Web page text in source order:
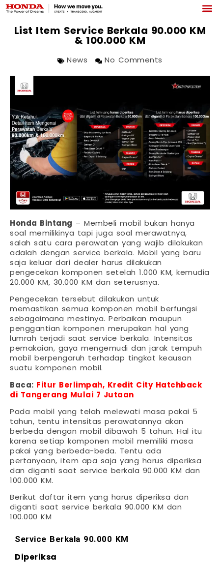
List Item Service Berkala 90.000 KM
& 100.000 KM
News No Comments
Honda Bintang
– Membeli mobil bukan hanya
soal memilikinya tapi juga soal merawatnya,
salah satu cara perawatan yang wajib dilakukan
adalah dengan service berkala. Mobil yang baru
saja keluar dari dealer harus dilakukan
pengecekan komponen setelah 1.000 KM, kemudia
20.000 KM, 30.000 KM dan seterusnya.
Pengecekan tersebut dilakukan untuk
memastikan semua komponen mobil berfungsi
sebagaimana mestinya. Perbaikan maupun
penggantian komponen merupakan hal yang
lumrah terjadi saat service berkala. Intensitas
pemakaian, gaya mengemudi dan jarak tempuh
mobil berpengaruh terhadap tingkat keausan
suatu komponen mobil.
Baca: Fitur Berlimpah, Kredit City Hatchback
di Tangerang Mulai 7 Jutaan
Pada mobil yang telah melewati masa pakai 5
tahun, tentu intensitas perawatannya akan
berbeda dengan mobil dibawah 5 tahun. Hal itu
karena setiap komponen mobil memiliki masa
pakai yang berbeda-beda. Tentu ada
pertanyaan, item apa saja yang harus diperiksa
dan diganti saat service berkala 90.000 KM dan
100.000 KM.
Berikut daftar item yang harus diperiksa dan
diganti saat service berkala 90.000 KM dan
100.000 KM
Service Berkala 90.000 KM
Diperiksa